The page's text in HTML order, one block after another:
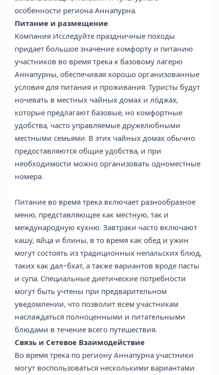
особенности региона Аннапурна.
Питание и размещение
Компания Исследуйте праздничные походы
придает большое значение комфорту и питанию
участников во время трека к базовому лагерю
Аннапурны, обеспечивая хорошо организованные
условия для питания и проживания. Туристы будут
ночевать в местных чайных домах и ло́джах,
которые предлагают базовые, но комфортные
удобства, часто управляемые дружелюбными
местными семьями. В этих чайных домах обычно
предоставляются общие удобства, и при
необходимости можно организовать одноместные
номера.
Питание во время трека включает разнообразное
меню, представляющее как местную, так и
международную кухню. Завтраки часто включают
кашу, яйца и блины, в то время как обед и ужин
могут состоять из традиционных непальских блюд,
таких как дал-бхат, а также вариантов вроде пасты
и супа. Специальные диетические потребности
могут быть учтены при предварительном
уведомлении, что позволит всем участникам
наслаждаться полноценными и питательными
блюдами в течение всего путешествия.
Связь и Сетевое Взаимодействие
Во время трека по региону Аннапурна участники
могут воспользоваться несколькими вариантами